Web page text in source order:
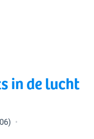
in de lucht